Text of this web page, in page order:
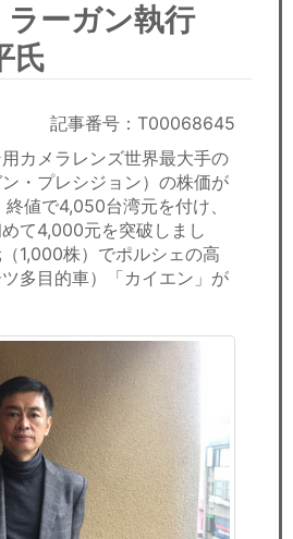
ーガン執行
氏
記事番号：T00068645
カメラレンズ世界最大手の
・プレシジョン）の株価が
値で4,050台湾元を付け、
て4,000元を突破しまし
1,000株）でポルシェの高
多目的車）「カイエン」が